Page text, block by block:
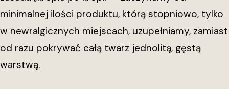
minimalnej ilości produktu, którą stopniowo, tylko
w newralgicznych miejscach, uzupełniamy, zamiast
od razu pokrywać całą twarz jednolitą, gęstą
warstwą.